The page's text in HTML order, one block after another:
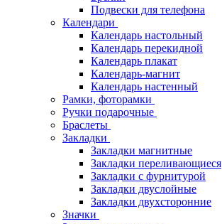
Подвески для телефона
Календари
Календарь настольный
Календарь перекидной
Календарь плакат
Календарь-магнит
Календарь настенный
Рамки, фоторамки
Ручки подарочные
Браслеты
Закладки
Закладки магнитные
Закладки переливающиеся
Закладки с фурнитурой
Закладки двуслойные
Закладки двухсторонние
Значки